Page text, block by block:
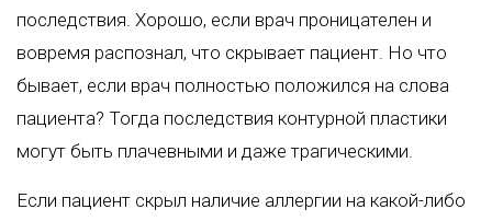
последствия. Хорошо, если врач проницателен и
вовремя распознал, что скрывает пациент. Но что
бывает, если врач полностью положился на слова
пациента? Тогда последствия контурной пластики
могут быть плачевными и даже трагическими.
Если пациент скрыл наличие аллергии на какой-либо